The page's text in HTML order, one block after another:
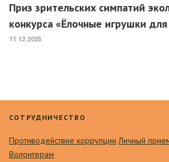
Приз зрительских симпатий
конкурса «Ёлочные игрушки
11.12.2025
СОТРУДНИЧЕСТВО
Противодействие коррупции Личный
Волонтерам